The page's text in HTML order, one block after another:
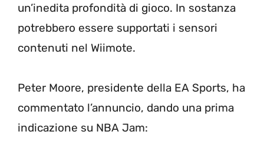
un’inedita profondità di gioco. In sostanza
potrebbero essere supportati i sensori
contenuti nel Wiimote.
Peter Moore, presidente della EA Sports, ha
commentato l’annuncio, dando una prima
indicazione su NBA Jam: